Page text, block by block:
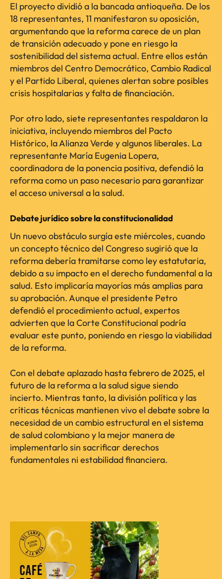
El proyecto dividió a la bancada antioqueña. De los
18 representantes, 11 manifestaron su oposición,
argumentando que la reforma carece de un plan
de transición adecuado y pone en riesgo la
sostenibilidad del sistema actual. Entre ellos están
miembros del Centro Democrático, Cambio Radical
y el Partido Liberal, quienes alertan sobre posibles
crisis hospitalarias y falta de financiación.
Por otro lado, siete representantes respaldaron la
iniciativa, incluyendo miembros del Pacto
Histórico, la Alianza Verde y algunos liberales. La
representante María Eugenia Lopera,
coordinadora de la ponencia positiva, defendió la
reforma como un paso necesario para garantizar
el acceso universal a la salud.
Debate jurídico sobre la constitucionalidad
Un nuevo obstáculo surgía este miércoles, cuando
un concepto técnico del Congreso sugirió que la
reforma debería tramitarse como ley estatutaria,
debido a su impacto en el derecho fundamental a la
salud. Esto implicaría mayorías más amplias para
su aprobación. Aunque el presidente Petro
defendió el procedimiento actual, expertos
advierten que la Corte Constitucional podría
evaluar este punto, poniendo en riesgo la viabilidad
de la reforma.
Con el debate aplazado hasta febrero de 2025, el
futuro de la reforma a la salud sigue siendo
incierto. Mientras tanto, la división política y las
críticas técnicas mantienen vivo el debate sobre la
necesidad de un cambio estructural en el sistema
de salud colombiano y la mejor manera de
implementarlo sin sacrificar derechos
fundamentales ni estabilidad financiera.